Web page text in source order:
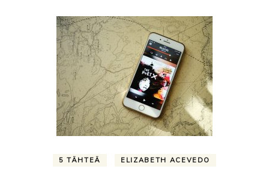
5 TÄHTEÄ ELIZABETH ACEVEDO